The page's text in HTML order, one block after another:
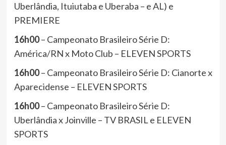
Uberlândia, Ituiutaba e Uberaba – e AL) e
PREMIERE
16h00– Campeonato Brasileiro Série D:
América/RN x Moto Club – ELEVEN SPORTS
16h00– Campeonato Brasileiro Série D: Cianorte x
Aparecidense – ELEVEN SPORTS
16h00– Campeonato Brasileiro Série D:
Uberlândia x Joinville – TV BRASIL e ELEVEN
SPORTS